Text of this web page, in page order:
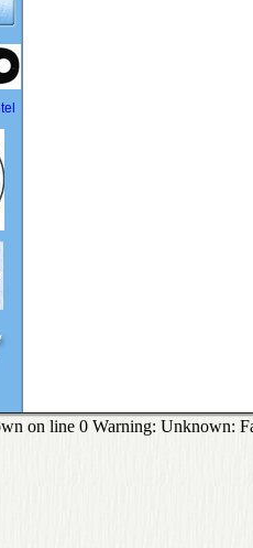
on line 0 Warning: Unknown: